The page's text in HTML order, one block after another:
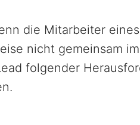
die Mitarbeiter
nicht gemeinsam
folgender